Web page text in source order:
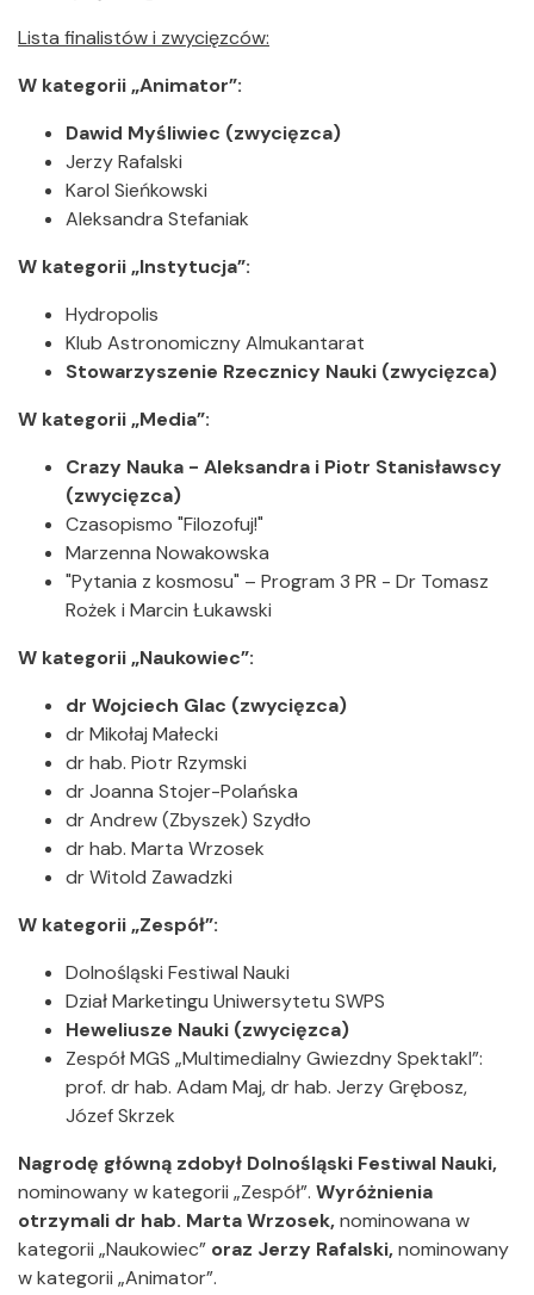
Lista finalistów i zwycięzców:
W kategorii „Animator”:
Dawid Myśliwiec (zwycięzca)
Jerzy Rafalski
Karol Sieńkowski
Aleksandra Stefaniak
W kategorii „Instytucja”:
Hydropolis
Klub Astronomiczny Almukantarat
Stowarzyszenie Rzecznicy Nauki (zwycięzca)
W kategorii „Media”:
Crazy Nauka - Aleksandra i Piotr Stanisławscy
(zwycięzca)
Czasopismo "Filozofuj!"
Marzenna Nowakowska
"Pytania z kosmosu" – Program 3 PR - Dr Tomasz
Rożek i Marcin Łukawski
W kategorii „Naukowiec”:
dr Wojciech Glac (zwycięzca)
dr Mikołaj Małecki
dr hab. Piotr Rzymski
dr Joanna Stojer-Polańska
dr Andrew (Zbyszek) Szydło
dr hab. Marta Wrzosek
dr Witold Zawadzki
W kategorii „Zespół”:
Dolnośląski Festiwal Nauki
Dział Marketingu Uniwersytetu SWPS
Heweliusze Nauki (zwycięzca)
Zespół MGS „Multimedialny Gwiezdny Spektakl”:
prof. dr hab. Adam Maj, dr hab. Jerzy Grębosz,
Józef Skrzek
Nagrodę główną zdobył Dolnośląski Festiwal Nauki,
nominowany w kategorii „Zespół”. Wyróżnienia
otrzymali dr hab. Marta Wrzosek,nominowana w
kategorii „Naukowiec” oraz Jerzy Rafalski,nominowany
w kategorii „Animator”.